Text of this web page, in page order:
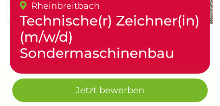
Rheinbreitbach
Technische(r) Zeichner(in)
(m/w/d)
Sondermaschinenbau
Jetzt bewerben